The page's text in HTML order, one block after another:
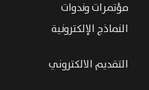
مؤتمرات وندوات
النماذج الإلكترونية
التقديم الالكتروني